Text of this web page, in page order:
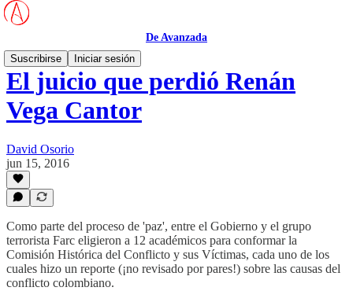
De Avanzada
Suscribirse
Iniciar sesión
El juicio que perdió Renán
Vega Cantor
David Osorio
jun 15, 2016
Como parte del proceso de 'paz', entre el Gobierno y el grupo
terrorista Farc eligieron a 12 académicos para conformar la
Comisión Histórica del Conflicto y sus Víctimas, cada uno de los
cuales hizo un reporte (¡no revisado por pares!) sobre las causas del
conflicto colombiano.